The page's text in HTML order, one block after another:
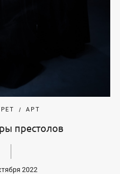
АРТ
престолов
2022